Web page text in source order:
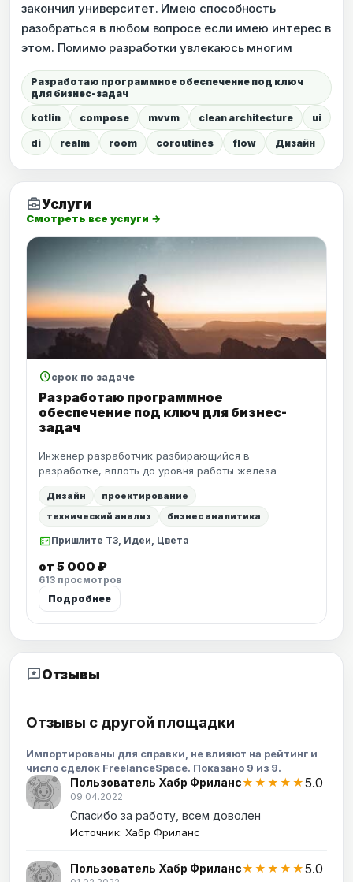
закончил университет. Имею способность
разобраться в любом вопросе если имею интерес в
этом. Помимо разработки увлекаюсь многим
Разработаю программное обеспечение под ключ
для бизнес-задач
kotlin compose mvvm clean architecture ui
di realm room coroutines flow Дизайн
business_centerУслуги
Смотреть все услуги →
scheduleсрок по задаче
Разработаю программное
обеспечение под ключ для бизнес-
задач
Инженер разработчик разбирающийся в
разработке, вплоть до уровня работы железа
Дизайн
проектирование
технический анализ
бизнес аналитика
fact_checkПришлите ТЗ, Идеи, Цвета
от 5 000 ₽
613 просмотров
Подробнее
reviewsОтзывы
Отзывы с другой площадки
Импортированы для справки, не влияют на рейтинг и
число сделок FreelanceSpace. Показано 9 из 9.
Пользователь Хабр Фриланс★★★★★5.0
09.04.2022
Спасибо за работу, всем доволен
Источник: Хабр Фриланс
Пользователь Хабр Фриланс★★★★★5.0